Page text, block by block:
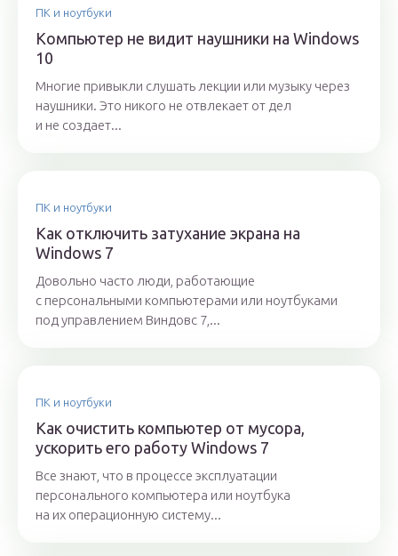
ПК и ноутбуки
Компьютер не видит наушники на Windows
10
Многие привыкли слушать лекции или музыку через
наушники. Это никого не отвлекает от дел
и не создает...
ПК и ноутбуки
Как отключить затухание экрана на
Windows 7
Довольно часто люди, работающие
с персональными компьютерами или ноутбуками
под управлением Виндовс 7,...
ПК и ноутбуки
Как очистить компьютер от мусора,
ускорить его работу Windows 7
Все знают, что в процессе эксплуатации
персонального компьютера или ноутбука
на их операционную систему...